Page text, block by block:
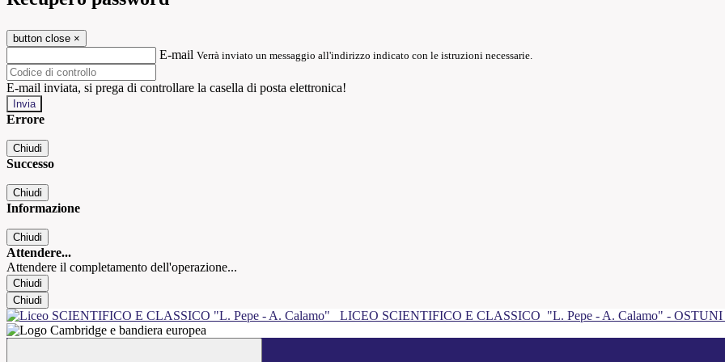
button close ×
E-mail Verrà inviato un messaggio all'indirizzo indicato con le istruzioni necessarie.
E-mail inviata, si prega di controllare la casella di posta elettronica!
Errore
Chiudi
Successo
Chiudi
Informazione
Chiudi
Attendere...
Attendere il completamento dell'operazione...
Chiudi
Chiudi
LICEO SCIENTIFICO E CLASSICO "L. Pepe - A. Calamo" - OSTUNI